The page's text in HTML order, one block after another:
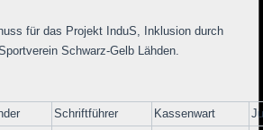
für das Projekt InduS, Inklusion durch
Schwarz-Gelb Lähden.
Schriftführer Kassenwart